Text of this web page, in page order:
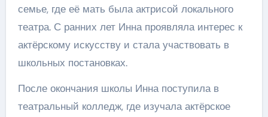
семье, где её мать была актрисой локального
театра. С ранних лет Инна проявляла интерес к
актёрскому искусству и стала участвовать в
школьных постановках.
После окончания школы Инна поступила в
театральный колледж, где изучала актёрское